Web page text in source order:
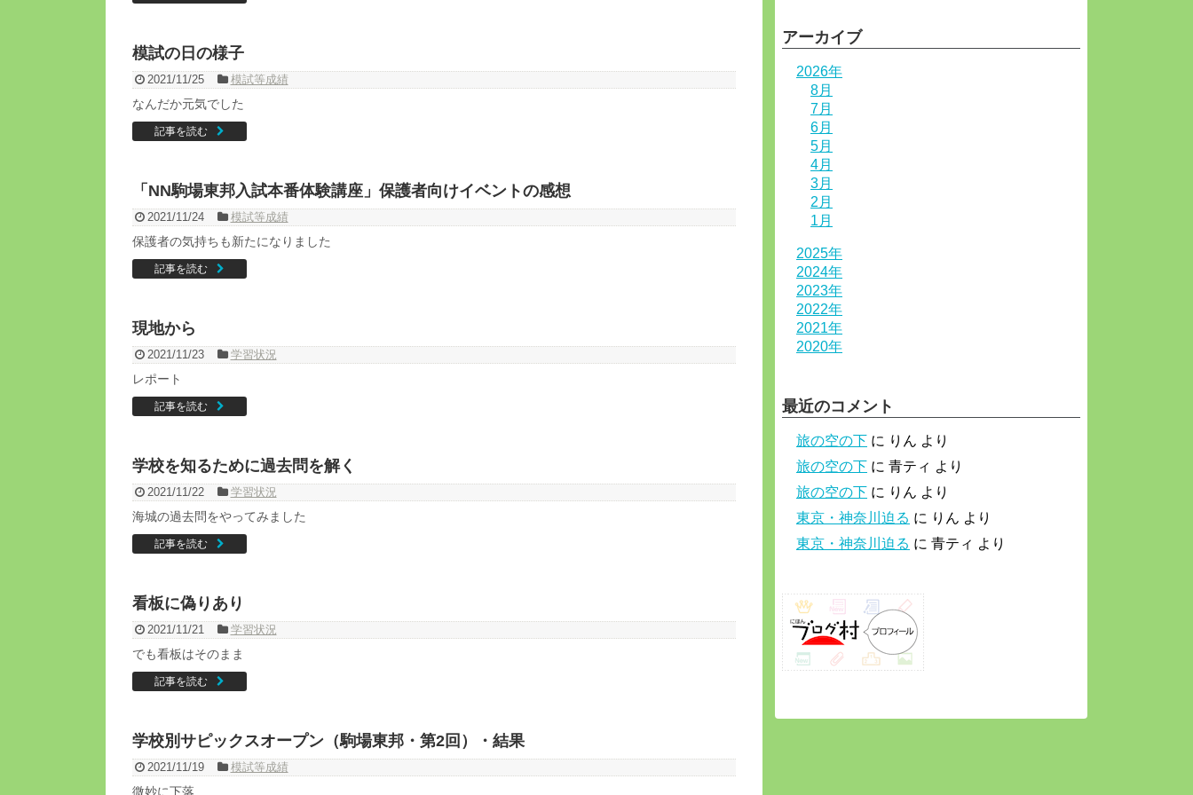
模試の日の様子
2021/11/25 模試等成績
なんだか元気でした
記事を読む
「NN駒場東邦入試本番体験講座」保護者向けイベントの感想
2021/11/24 模試等成績
保護者の気持ちも新たになりました
記事を読む
現地から
2021/11/23 学習状況
レポート
記事を読む
学校を知るために過去問を解く
2021/11/22 学習状況
海城の過去問をやってみました
記事を読む
看板に偽りあり
2021/11/21 学習状況
でも看板はそのまま
記事を読む
学校別サピックスオープン（駒場東邦・第2回）・結果
2021/11/19 模試等成績
微妙に下落
アーカイブ
2026年
8月
7月
6月
5月
4月
3月
2月
1月
2025年
2024年
2023年
2022年
2021年
2020年
最近のコメント
旅の空の下 に りん より
旅の空の下 に 青ティ より
旅の空の下 に りん より
東京・神奈川迫る に りん より
東京・神奈川迫る に 青ティ より